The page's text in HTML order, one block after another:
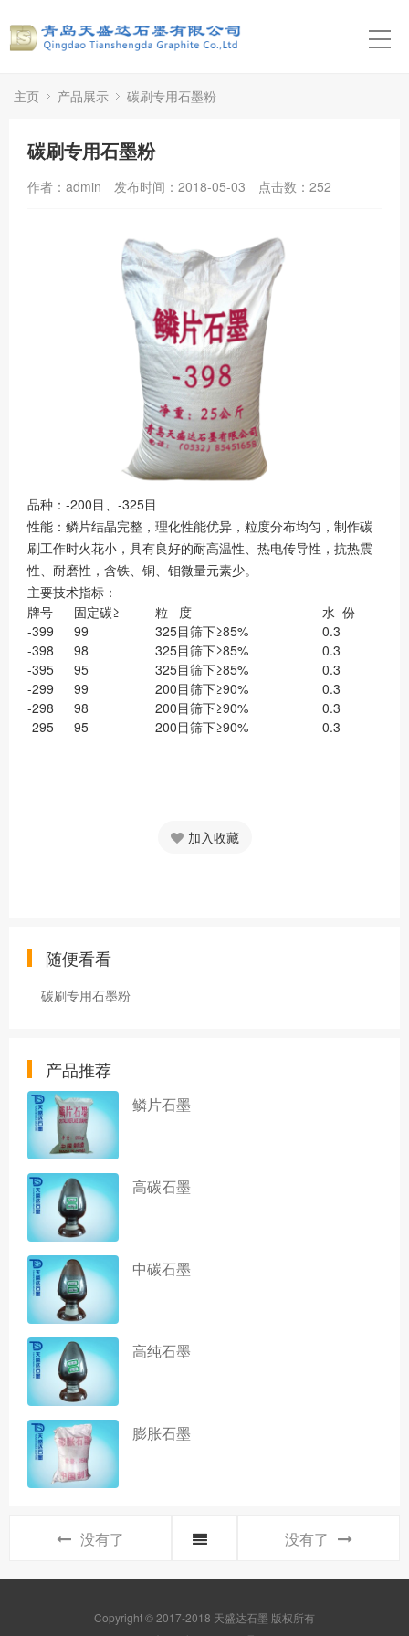
主页 产品展示 碳刷专用石墨粉
碳刷专用石墨粉
作者：admin 发布时间：2018-05-03 点击数： 252
品种：-200目、-325目
性能：鳞片结晶完整，理化性能优异，粒度分布均匀，制作碳
刷工作时火花小，具有良好的耐高温性、热电传导性，抗热震
性、耐磨性，含铁、铜、钼微量元素少。
主要技术指标：
牌号
固定碳≥ 粒 度
水 份
-399
99 325目筛下≥85%
0.3
-398
98 325目筛下≥85%
0.3
-395
95 325目筛下≥85%
0.3
-299
99 200目筛下≥90%
0.3
-298
98 200目筛下≥90%
0.3
-295
95 200目筛下≥90% 0.3
加入收藏
随便看看
碳刷专用石墨粉
产品推荐
鳞片石墨
高碳石墨
中碳石墨
高纯石墨
膨胀石墨
没有了 没有了
Copyright © 2017-2018 天盛达石墨 版权所有